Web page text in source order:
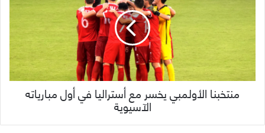
منتخبنا الأولمبي يخسر مع أستراليا في أول مبارياته
الآسيوية